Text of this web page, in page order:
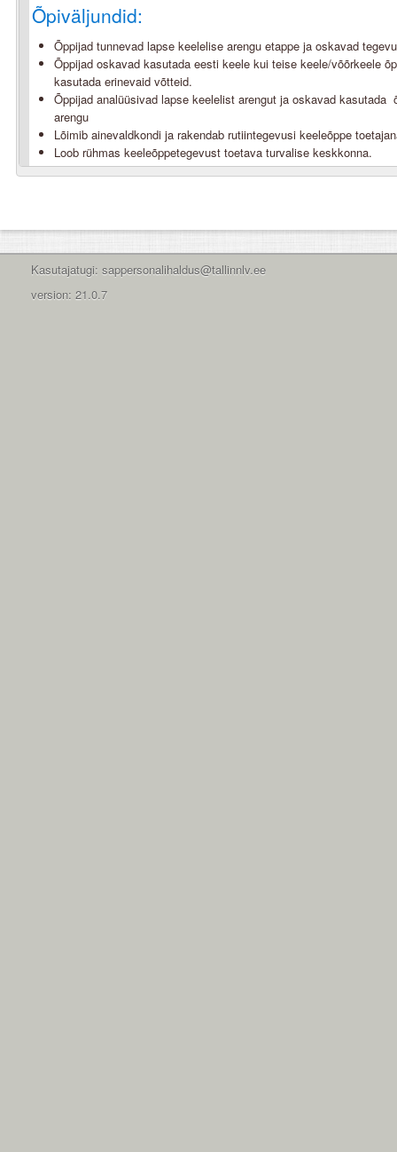
Õpiväljundid:
Õppijad tunnevad lapse keelelise arengu etappe ja oskavad
Õppijad oskavad kasutada eesti keele kui teise keele/võõrkeele
kasutada erinevaid võtteid.
Õppijad analüüsivad lapse keelelist arengut ja oskavad kasutada
arengu
Lõimib ainevaldkondi ja rakendab rutiintegevusi keeleõppe
Loob rühmas keeleõppetegevust toetava turvalise keskkonna.
Kasutajatugi: sappersonalihaldus@tallinnlv.ee
version: 21.0.7